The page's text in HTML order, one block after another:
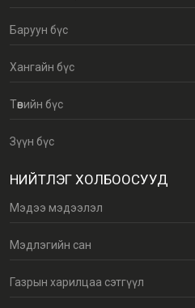
Баруун бүс
Хангайн бүс
Төвийн бүс
Зүүн бүс
НИЙТЛЭГ ХОЛБООСУУД
Мэдээ мэдээлэл
Мэдлэгийн сан
Газрын харилцаа сэтгүүл